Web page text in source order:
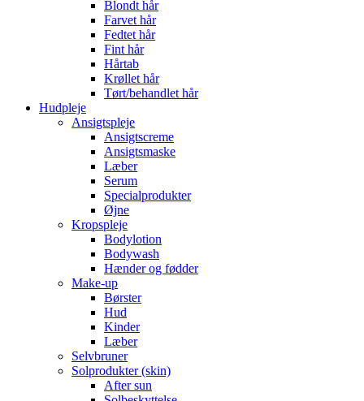
Blondt hår
Farvet hår
Fedtet hår
Fint hår
Hårtab
Krøllet hår
Tørt/behandlet hår
Hudpleje
Ansigtspleje
Ansigtscreme
Ansigtsmaske
Læber
Serum
Specialprodukter
Øjne
Kropspleje
Bodylotion
Bodywash
Hænder og fødder
Make-up
Børster
Hud
Kinder
Læber
Selvbruner
Solprodukter (skin)
After sun